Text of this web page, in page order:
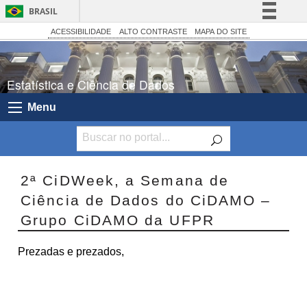
BRASIL
Simplifique!
Comunica BR
Participe
Acesso à informação
Canais
ACESSIBILIDADE ALTO CONTRASTE MAPA DO SITE
Estatística e Ciência de Dados
Menu
2ª CiDWeek, a Semana de
Ciência de Dados do CiDAMO –
Grupo CiDAMO da UFPR
Prezadas e prezados,